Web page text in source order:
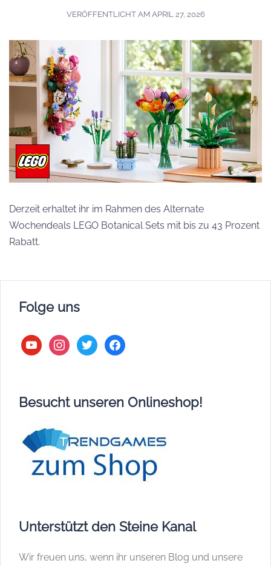
VERÖFFENTLICHT AM APRIL 27, 2026
Derzeit erhaltet ihr im Rahmen des Alternate
Wochendeals LEGO Botanical Sets mit bis zu 43 Prozent
Rabatt.
Folge uns
youtubeinstagram
twitter facebook
Besucht unseren Onlineshop!
Unterstützt den Steine Kanal
Wir freuen uns, wenn ihr unseren Blog und unsere